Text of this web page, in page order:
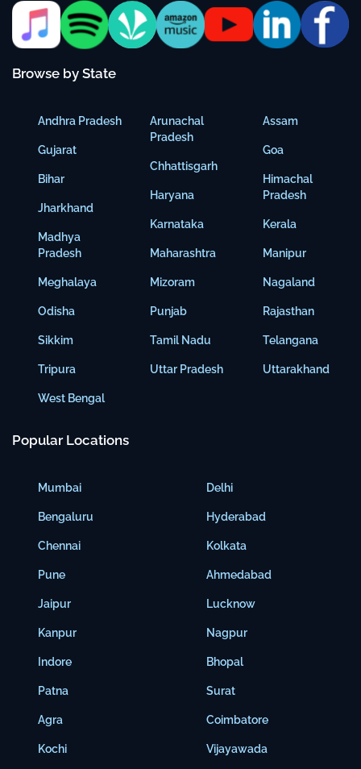
Browse by State
Andhra Pradesh
Gujarat
Bihar
Jharkhand
Madhya
Pradesh
Meghalaya
Odisha
Sikkim
Tripura
West Bengal
Arunachal
Pradesh
Chhattisgarh
Haryana
Karnataka
Maharashtra
Mizoram
Punjab
Tamil Nadu
Uttar Pradesh
Assam
Goa
Himachal
Pradesh
Kerala
Manipur
Nagaland
Rajasthan
Telangana
Uttarakhand
Popular Locations
Mumbai
Bengaluru
Chennai
Pune
Jaipur
Kanpur
Indore
Patna
Agra
Kochi
Delhi
Hyderabad
Kolkata
Ahmedabad
Lucknow
Nagpur
Bhopal
Surat
Coimbatore
Vijayawada